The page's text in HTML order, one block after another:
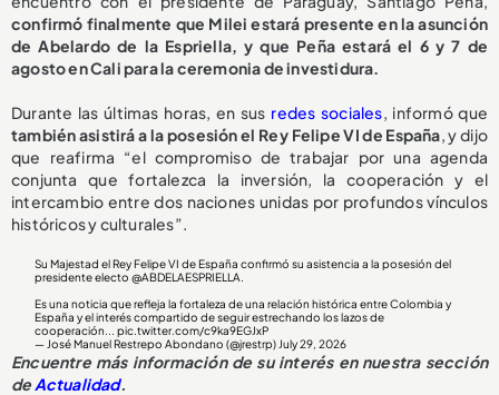
confirmó finalmente que Milei estará presente en la asunción
de Abelardo de la Espriella, y que Peña estará el 6 y 7 de
agosto en Cali para la ceremonia de investidura.
Durante las últimas horas, en sus redes sociales , informó que
también asistirá a la posesión el Rey Felipe VI de España , y dijo
que reafirma “el compromiso de trabajar por una agenda
conjunta que fortalezca la inversión, la cooperación y el
intercambio entre dos naciones unidas por profundos vínculos
históricos y culturales”.
Su Majestad el Rey Felipe VI de España confirmó su asistencia a la posesión del
presidente electo@ABDELAESPRIELLA
Es una noticia que refleja la fortaleza de una relación histórica entre Colombia y
España y el interés compartido de seguir estrechando los lazos de
cooperación...pic.twitter.com/c9ka9EGJxP
— José Manuel Restrepo Abondano (@jrestrp) July 29, 2026
Encuentre más información de su interés en nuestra sección
deActualidad.